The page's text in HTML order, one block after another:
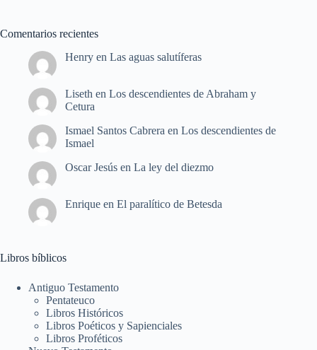
Comentarios recientes
Henry en Las aguas salutíferas
Liseth en Los descendientes de Abraham y
Cetura
Ismael Santos Cabrera en Los descendientes de
Ismael
Oscar Jesús en La ley del diezmo
Enrique en El paralítico de Betesda
Libros bíblicos
Antiguo Testamento
Pentateuco
Libros Históricos
Libros Poéticos y Sapienciales
Libros Proféticos